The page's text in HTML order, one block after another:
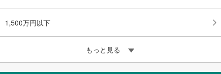
1,500万円以下
もっと見る